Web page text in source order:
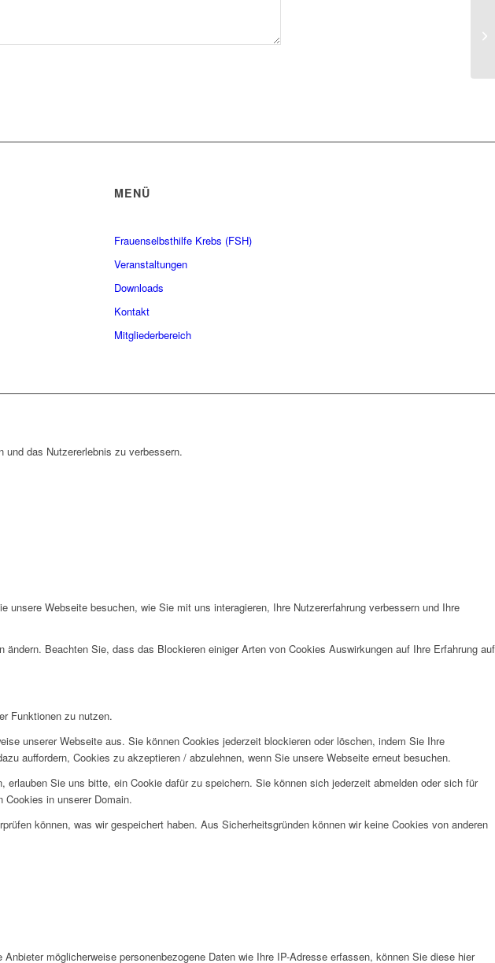
MENÜ
Frauenselbsthilfe Krebs (FSH)
Veranstaltungen
Downloads
Kontakt
Mitgliederbereich
das Nutzererlebnis zu verbessern.
Webseite besuchen, wie Sie mit uns interagieren, Ihre Nutzererfahrung verbessern und Ihre
Beachten Sie, dass das Blockieren einiger Arten von Cookies Auswirkungen auf Ihre Erfahrung auf
Funktionen zu nutzen.
unserer Webseite aus. Sie können Cookies jederzeit blockieren oder löschen, indem Sie Ihre
auffordern, Cookies zu akzeptieren / abzulehnen, wenn Sie unsere Webseite erneut besuchen.
Sie uns bitte, ein Cookie dafür zu speichern. Sie können sich jederzeit abmelden oder sich für
Cookies in unserer Domain.
können, was wir gespeichert haben. Aus Sicherheitsgründen können wir keine Cookies von anderen
möglicherweise personenbezogene Daten wie Ihre IP-Adresse erfassen, können Sie diese hier